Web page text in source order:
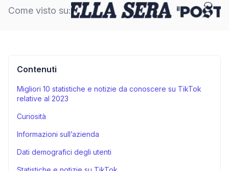
Come visto su:
Contenuti
Migliori 10 statistiche e notizie da conoscere su TikTok
relative al 2023
Curiosità
Informazioni sull’azienda
Dati demografici degli utenti